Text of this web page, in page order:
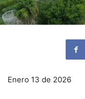
Enero 13 de 2026